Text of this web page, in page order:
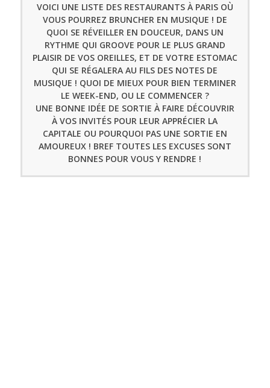
VOICI UNE LISTE DES RESTAURANTS À PARIS OÙ
VOUS POURREZ BRUNCHER EN MUSIQUE ! DE
QUOI SE RÉVEILLER EN DOUCEUR, DANS UN
RYTHME QUI GROOVE POUR LE PLUS GRAND
PLAISIR DE VOS OREILLES, ET DE VOTRE ESTOMAC
QUI SE RÉGALERA AU FILS DES NOTES DE
MUSIQUE ! QUOI DE MIEUX POUR BIEN TERMINER
LE WEEK-END, OU LE COMMENCER ?
UNE BONNE IDÉE DE SORTIE À FAIRE DÉCOUVRIR
À VOS INVITÉS POUR LEUR APPRÉCIER LA
CAPITALE OU POURQUOI PAS UNE SORTIE EN
AMOUREUX ! BREF TOUTES LES EXCUSES SONT
BONNES POUR VOUS Y RENDRE !